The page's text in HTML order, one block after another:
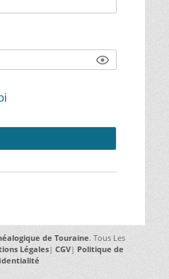
de Touraine. Tous Les
Légales| CGV| Politique de